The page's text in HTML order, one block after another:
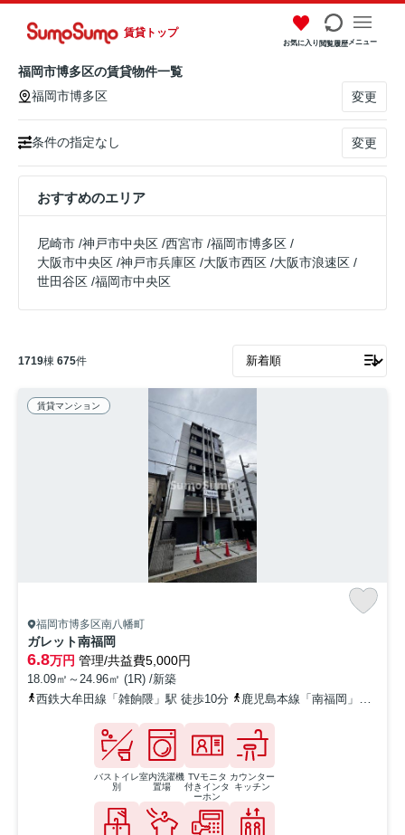
賃貸トップ
お気に入り閲覧履歴メニュー
福岡市博多区の賃貸物件一覧
福岡市博多区
変更
条件の指定なし 変更
おすすめのエリア
尼崎市 /神戸市中央区 /西宮市 /福岡市博多区 /
大阪市中央区 /神戸市兵庫区 /大阪市西区 /大阪市浪速区 /
世田谷区 /福岡市中央区
1719棟 675件
賃貸マンション
福岡市博多区南八幡町
ガレット南福岡
6.8万円 管理/共益費5,000円
18.09㎡～24.96㎡ (1R) /新築
西鉄大牟田線「雑餉隈」駅 徒歩10分
鹿児島本線「南福岡」駅 徒歩10分
バストイレ
別
室内洗濯機
置場
TVモニタ
付きインタ
ーホン
カウンター
キッチン